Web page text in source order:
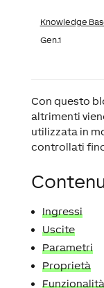
Knowledge
Gen.1
Con questo
altrimenti
utilizzata in
controllati
Ingressi
Uscite
Parametri
Proprietà
Funzionalità